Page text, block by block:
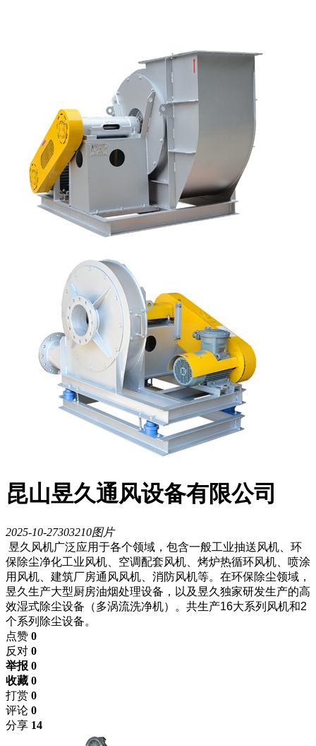
昆山昱久通风设备有限公司
2025-10-27303210图片
昱久风机广泛应用于各个领域，包含一般工业抽送风机、环
保除尘净化工业风机、空调配套风机、烤炉热循环风机、喷涂
用风机、建筑厂房通风风机、消防风机等。在环保除尘领域，
昱久生产大型厨房油烟处理设备，以及昱久独家研发生产的高
效湿式除尘设备（多涡流洗净机）。共生产16大系列风机和2
个系列除尘设备。
点赞 0
反对 0
举报 0
收藏 0
打赏 0
评论 0
分享 14